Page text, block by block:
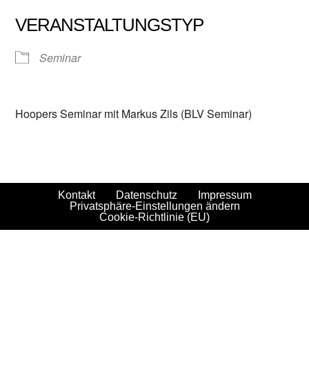
VERANSTALTUNGSTYP
Seminar
Hoopers Seminar mit Markus Zils (BLV Seminar)
Kontakt Datenschutz
Impressum
Privatsphäre-Einstellungen ändern
Cookie-Richtlinie (EU)